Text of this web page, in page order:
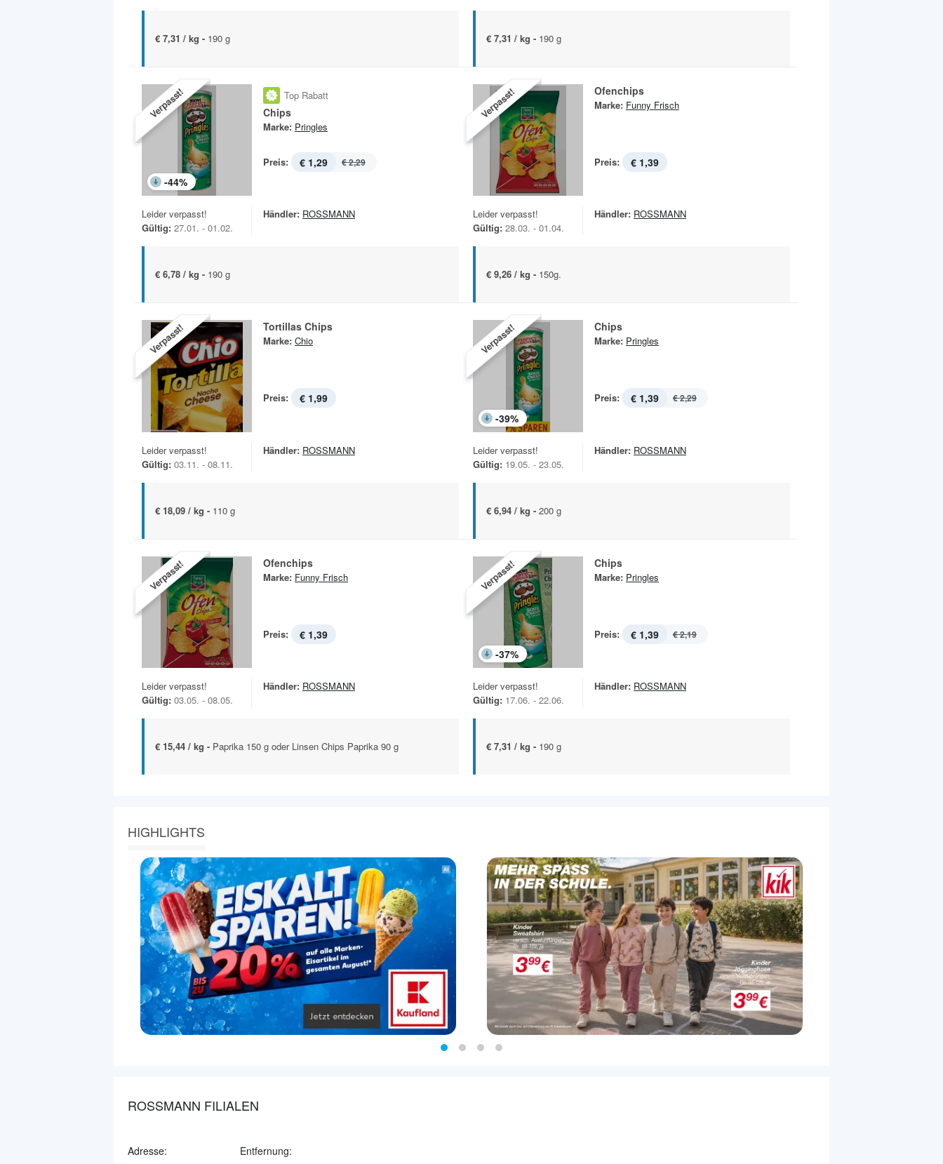
€ 7,31 / kg - 190 g € 7,31 / kg - 190 g
Verpasst!
-44%
Top Rabatt
Chips
Marke: Pringles
Preis: € 1,29 € 2,29
Leider verpasst!
Gültig: 27.01. - 01.02.
Händler: ROSSMANN
€ 6,78 / kg - 190 g
Verpasst! Ofenchips
Marke: Funny Frisch
Preis: € 1,39
Leider verpasst!
Gültig: 28.03. - 01.04.
Händler: ROSSMANN
€ 9,26 / kg - 150g.
Verpasst! Tortillas Chips
Marke: Chio
Preis: € 1,99
Leider verpasst!
Gültig: 03.11. - 08.11.
Händler: ROSSMANN
€ 18,09 / kg - 110 g
Verpasst!
-39%
Chips
Marke: Pringles
Preis: € 1,39 € 2,29
Leider verpasst!
Gültig: 19.05. - 23.05.
Händler: ROSSMANN
€ 6,94 / kg - 200 g
Verpasst! Ofenchips
Marke: Funny Frisch
Preis: € 1,39
Leider verpasst!
Gültig: 03.05. - 08.05.
Händler: ROSSMANN
€ 15,44 / kg - Paprika 150 g oder Linsen Chips Paprika 90 g
Verpasst!
-37%
Chips
Marke: Pringles
Preis: € 1,39 € 2,19
Leider verpasst!
Gültig: 17.06. - 22.06.
Händler: ROSSMANN
€ 7,31 / kg - 190 g
HIGHLIGHTS
ROSSMANN FILIALEN
Adresse: Entfernung: